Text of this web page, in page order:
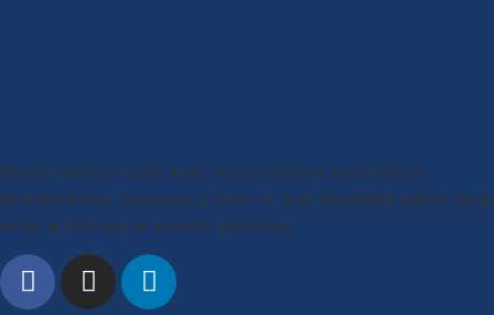
Desde nuestro sitio web, compartimos novedades,
lanzamientos, consejos y todo lo que necesitás saber para
estar al día con el mundo eléctrico.